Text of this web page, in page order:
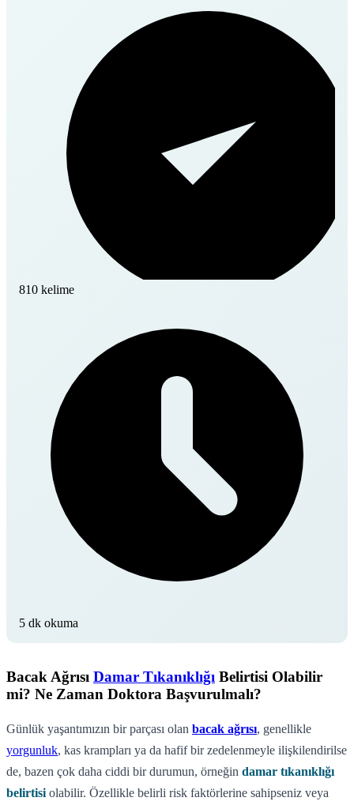
810 kelime
5 dk okuma
Bacak Ağrısı Damar Tıkanıklığı Belirtisi Olabilir
mi? Ne Zaman Doktora Başvurulmalı?
Günlük yaşantımızın bir parçası olan bacak ağrısı, genellikle
yorgunluk, kas krampları ya da hafif bir zedelenmeyle ilişkilendirilse
de, bazen çok daha ciddi bir durumun, örneğin damar tıkanıklığı
belirtisi olabilir. Özellikle belirli risk faktörlerine sahipseniz veya